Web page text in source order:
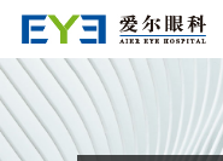
Hit enter to